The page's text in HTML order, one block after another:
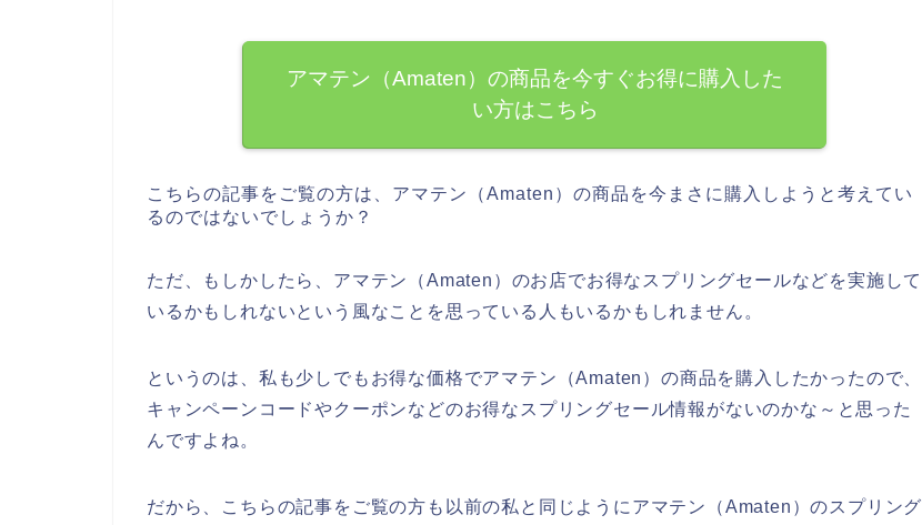
アマテン（Amaten）の商品を今すぐお得に購入した
い方はこちら
こちらの記事をご覧の方は、アマテン（Amaten）の商品を今まさに購入しようと考えてい
るのではないでしょうか？
ただ、もしかしたら、アマテン（Amaten）のお店でお得なスプリングセールなどを実施して
いるかもしれないという風なことを思っている人もいるかもしれません。
というのは、私も少しでもお得な価格でアマテン（Amaten）の商品を購入したかったので、
キャンペーンコードやクーポンなどのお得なスプリングセール情報がないのかな～と思った
んですよね。
だから、こちらの記事をご覧の方も以前の私と同じようにアマテン（Amaten）のスプリング